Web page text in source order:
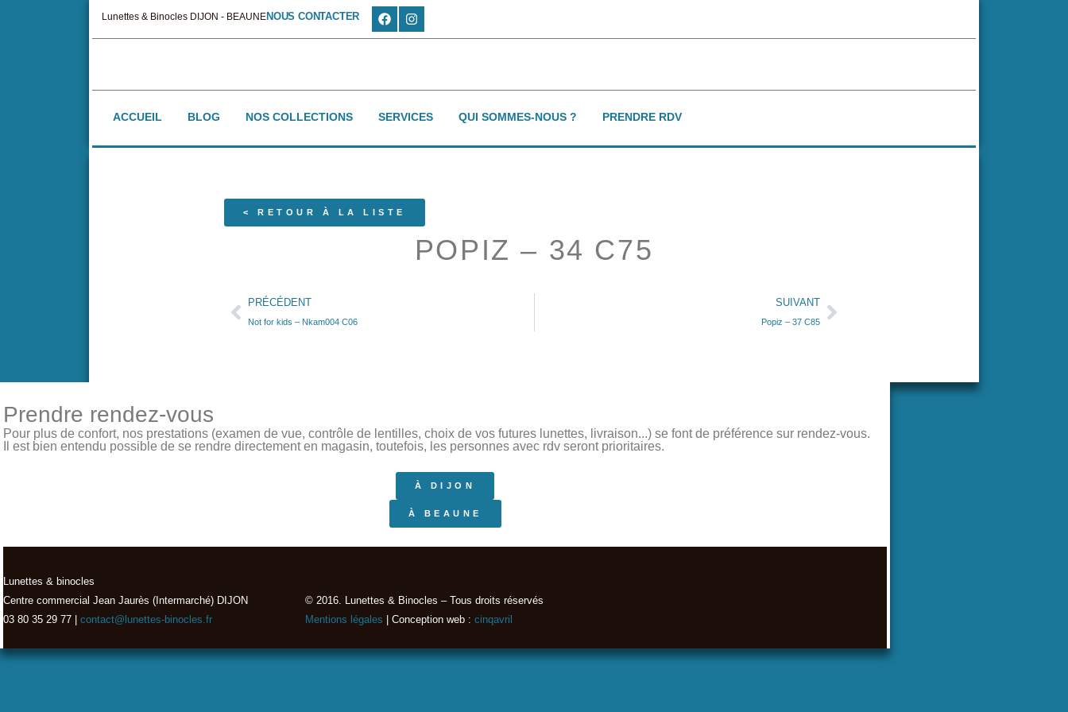
Lunettes & Binocles DIJON - BEAUNENOUS CONTACTER
ACCUEIL BLOG NOS COLLECTIONS SERVICES QUI SOMMES-NOUS ? PRENDRE RDV
< RETOUR À LA LISTE
POPIZ – 34 C75
PRÉCÉDENT
Not for kids – Nkam004 C06
SUIVANT
Popiz – 37 C85
Prendre rendez-vous
Pour plus de confort, nos prestations (examen de vue, contrôle de lentilles, choix de vos futures lunettes, livraison...) se font de préférence sur rendez-vous.
Il est bien entendu possible de se rendre directement en magasin, toutefois, les personnes avec rdv seront prioritaires.
À DIJON
À BEAUNE
Lunettes & binocles
Centre commercial Jean Jaurès (Intermarché) DIJON
03 80 35 29 77 |
contact@lunettes-binocles.fr
© 2016. Lunettes & Binocles – Tous droits réservés​
Mentions légales | Conception web : cinqavril